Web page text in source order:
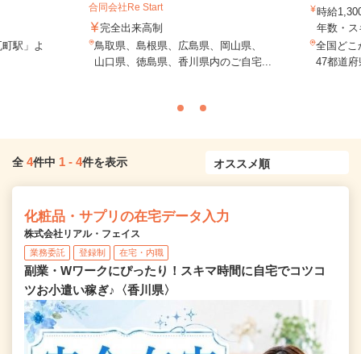
駅」よ
合同会社Re Start
完全出来高制
鳥取県、島根県、広島県、岡山県、
山口県、徳島県、香川県内のご自宅...
時給
年数・
全国どこ
47都道
全 4件中 1 - 4件を表示
化粧品・サプリの在宅データ入力
株式会社リアル・フェイス
業務委託 登録制 在宅・内職
副業・Wワークにぴったり！スキマ時間に自宅でコツコ
ツお小遣い稼ぎ♪〈香川県〉